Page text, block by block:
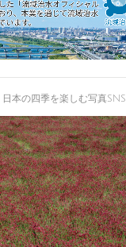
日本の四季を楽しむ写真SNS